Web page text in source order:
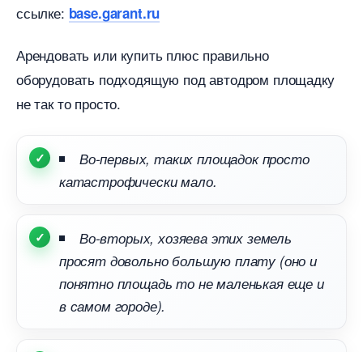
ссылке: base.garant.ru
Арендовать или купить плюс правильно
оборудовать подходящую под автодром площадку
не так то просто.
о-первых, таких площадок просто
катастрофически мало.
о-вторых, хозяева этих земель
просят довольно большую плату (оно и
понятно площадь то не маленькая еще и
самом городе).